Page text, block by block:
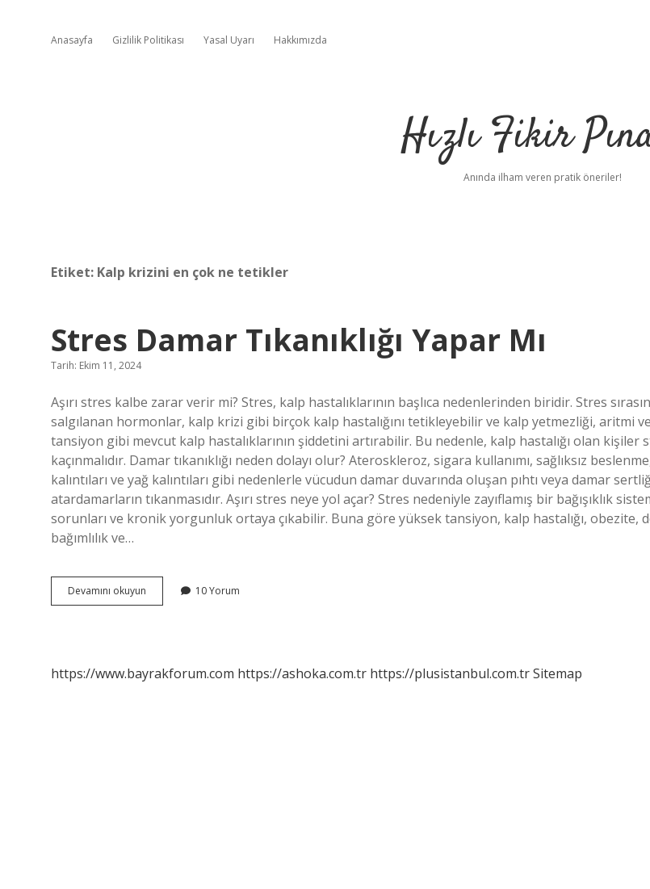
Anasayfa Gizlilik Politikası Yasal Uyarı Hakkımızda
Hızlı Fikir
Anında ilham veren pratik öneriler!
Etiket: Kalp krizini en çok ne tetikler
Stres Damar Tıkanıklığı Yapar Mı
Tarih: Ekim 11, 2024
Aşırı stres kalbe zarar verir mi? Stres, kalp hastalıklarının başlıca nedenlerinden biridir. Stres
salgılanan hormonlar, kalp krizi gibi birçok kalp hastalığını tetikleyebilir ve kalp yetmezliği, aritmi
tansiyon gibi mevcut kalp hastalıklarının şiddetini artırabilir. Bu nedenle, kalp hastalığı olan kişiler
kaçınmalıdır. Damar tıkanıklığı neden dolayı olur? Ateroskleroz, sigara kullanımı, sağlıksız
kalıntıları ve yağ kalıntıları gibi nedenlerle vücudun damar duvarında oluşan pıhtı veya damar
atardamarların tıkanmasıdır. Aşırı stres neye yol açar? Stres nedeniyle zayıflamış bir bağışıklık
sorunları ve kronik yorgunluk ortaya çıkabilir. Buna göre yüksek tansiyon, kalp hastalığı, obezite,
bağımlılık ve…
Devamını okuyun
Damar
10 Yorum
https://www.bayrakforum.com https://ashoka.com.tr https://plusistanbul.com.trSitemap